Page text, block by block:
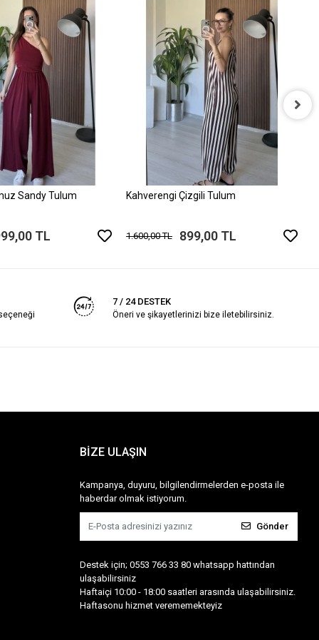
Sandy Tulum
TL
Kahverengi Çizgili Tulum
1.600,00 TL 899,00 TL
7 / 24 DESTEK
Öneri ve şikayetlerinizi bize iletebilirsiniz.
BİZE ULAŞIN
Kampanya, duyuru, bilgilendirmelerden e-posta ile
haberdar olmak istiyorum.
Gönder
Destek için; 0553 766 33 80 whatsapp hattından
ulaşabilirsiniz
Haftaiçi 10:00 - 18:00 saatleri arasında ulaşabilirsiniz.
Haftasonu hizmet verememekteyiz